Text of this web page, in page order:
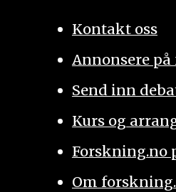
Kontakt oss
Annonsere
Send inn
Kurs og
Forskning.no
Om